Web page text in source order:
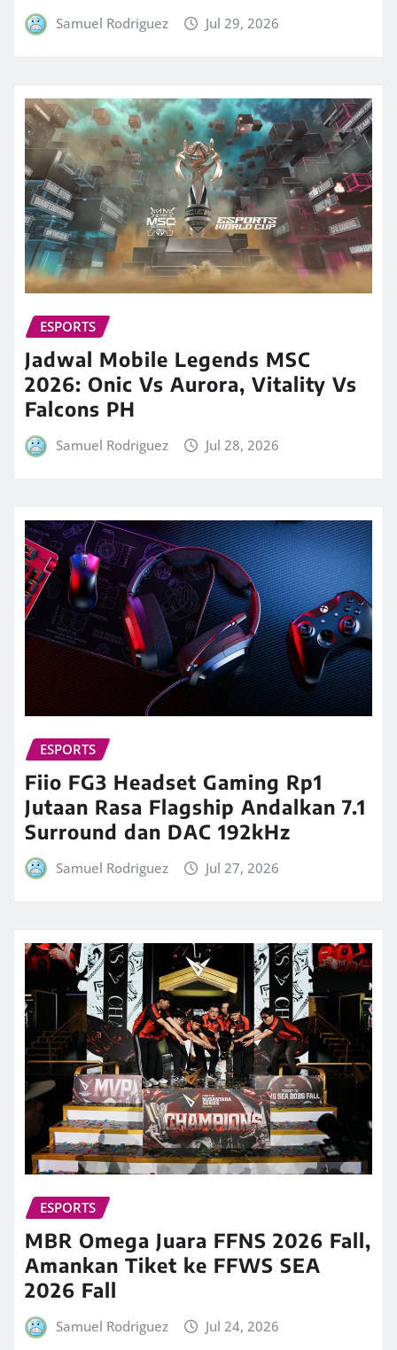
Samuel Rodriguez Jul 29, 2026
ESPORTS
Jadwal Mobile Legends MSC
2026: Onic Vs Aurora, Vitality Vs
Falcons PH
Samuel Rodriguez Jul 28, 2026
ESPORTS
Fiio FG3 Headset Gaming Rp1
Jutaan Rasa Flagship Andalkan 7.1
Surround dan DAC 192kHz
Samuel Rodriguez Jul 27, 2026
ESPORTS
MBR Omega Juara FFNS 2026 Fall,
Amankan Tiket ke FFWS SEA
2026 Fall
Samuel Rodriguez Jul 24, 2026